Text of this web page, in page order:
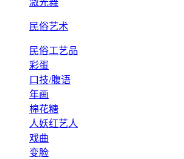
激光舞
民俗艺术
民俗工艺品
彩蛋
口技/腹语
年画
棉花糖
人妖红艺人
戏曲
变脸